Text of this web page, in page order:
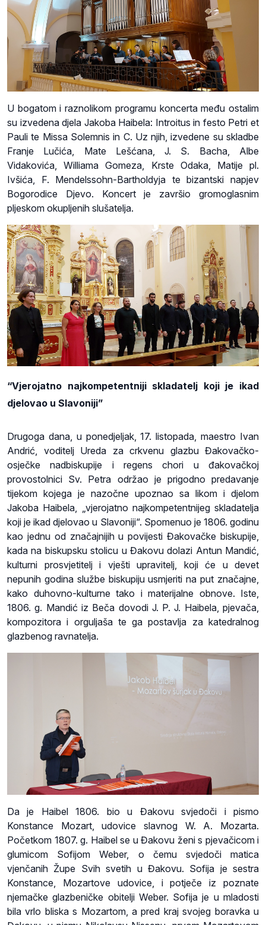
U bogatom i raznolikom programu koncerta među ostalim
su izvedena djela Jakoba Haibela: Introitus in festo Petri et
Pauli te Missa Solemnis in C. Uz njih, izvedene su skladbe
Franje Lučića, Mate Lešćana, J. S. Bacha, Albe
Vidakovića, Williama Gomeza, Krste Odaka, Matije pl.
Ivšića, F. Mendelssohn-Bartholdyja te bizantski napjev
Bogorodice Djevo. Koncert je završio gromoglasnim
pljeskom okupljenih slušatelja.
“Vjerojatno najkompetentniji skladatelj koji je ikad
djelovao u Slavoniji”
Drugoga dana, u ponedjeljak, 17. listopada, maestro Ivan
Andrić, voditelj Ureda za crkvenu glazbu Đakovačko-
osječke nadbiskupije i regens chori u đakovačkoj
provostolnici Sv. Petra održao je prigodno predavanje
tijekom kojega je nazočne upoznao sa likom i djelom
Jakoba Haibela, „vjerojatno najkompetentnijeg skladatelja
koji je ikad djelovao u Slavoniji“. Spomenuo je 1806. godinu
kao jednu od značajnijih u povijesti Đakovačke biskupije,
kada na biskupsku stolicu u Đakovu dolazi Antun Mandić,
kulturni prosvjetitelj i vješti upravitelj, koji će u devet
nepunih godina službe biskupiju usmjeriti na put značajne,
kako duhovno-kulturne tako i materijalne obnove. Iste,
1806. g. Mandić iz Beča dovodi J. P. J. Haibela, pjevača,
kompozitora i orguljaša te ga postavlja za katedralnog
glazbenog ravnatelja.
Da je Haibel 1806. bio u Đakovu svjedoči i pismo
Konstance Mozart, udovice slavnog W. A. Mozarta.
Početkom 1807. g. Haibel se u Đakovu ženi s pjevačicom i
glumicom Sofijom Weber, o čemu svjedoči matica
vjenčanih Župe Svih svetih u Đakovu. Sofija je sestra
Konstance, Mozartove udovice, i potječe iz poznate
njemačke glazbeničke obitelji Weber. Sofija je u mladosti
bila vrlo bliska s Mozartom, a pred kraj svojeg boravka u